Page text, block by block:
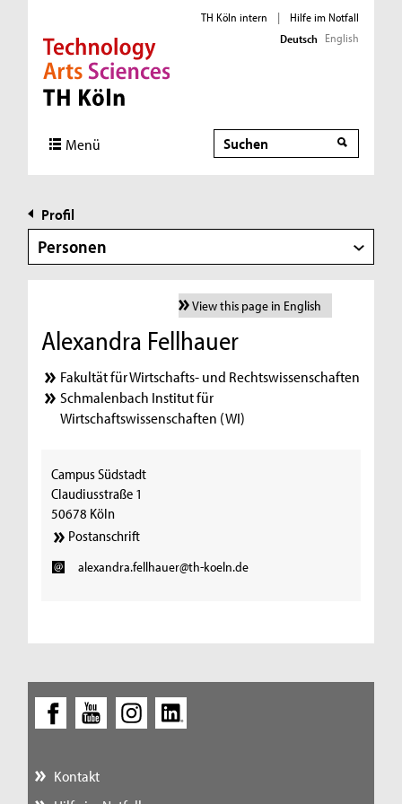
Direkt zur Hauptnavigation
Direkt zur Subnavigation
Direkt zum Inhalt
Direkt zum Fußbereich
TH Köln intern |
Hilfe im Notfall
Deutsch English
Menü Suche
Profil
Personen
View this page in English
Alexandra Fellhauer
Fakultät für Wirtschafts- und Rechtswissenschaften
Schmalenbach Institut für
Wirtschaftswissenschaften (WI)
Campus Südstadt
Claudiusstraße 1
50678 Köln
Postanschrift
alexandra.fellhauer@th-koeln.de
Kontakt